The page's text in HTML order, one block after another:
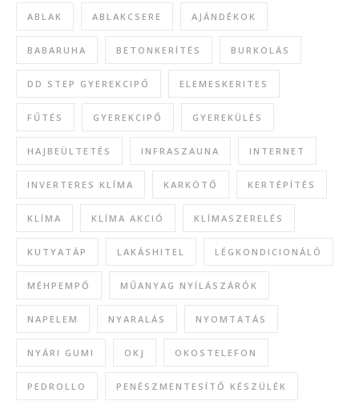
ABLAK ABLAKCSERE AJÁNDÉKOK
BABARUHA BETONKERÍTÉS BURKOLÁS
DD STEP GYEREKCIPŐ ELEMESKERITES
FŰTÉS GYEREKCIPŐ GYEREKÜLÉS
HAJBEÜLTETÉS INFRASZAUNA INTERNET
INVERTERES KLÍMA KARKÖTŐ KERTÉPÍTÉS
KLÍMA KLÍMA AKCIÓ KLÍMASZERELÉS
KUTYATÁP LAKÁSHITEL LÉGKONDICIONÁLÓ
MÉHPEMPŐ MŰANYAG NYÍLÁSZÁRÓK
NAPELEM NYARALÁS NYOMTATÁS
NYÁRI GUMI OKJ OKOSTELEFON
PEDROLLO PENÉSZMENTESÍTŐ KÉSZÜLÉK